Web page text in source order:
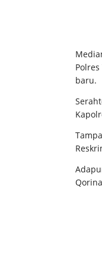
baru.